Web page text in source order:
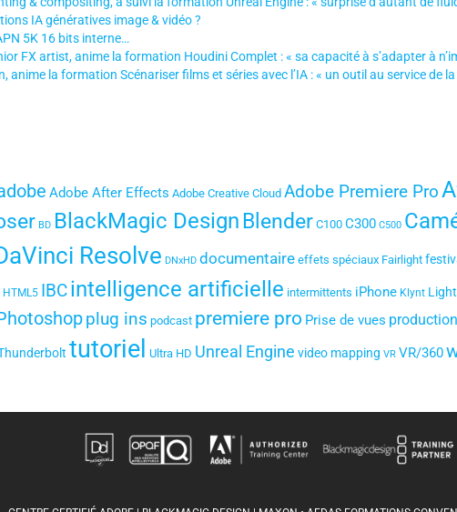
IA génératives image & vidéo ?
5K 16 bits interne…
FX artist, anime la formation Houdini Complet : « sa capacité à s’adapter à
anime la formation Scénariser films et séries avec l’IA : « un outil au service de
Adobe After Effects Adobe Creative Cloud Adobe Premiere Pro
BD BlackMagic DesignBlender C100 C300 C500
Resolve DNxHD documentaire effets spéciaux Fairlight
HTML5 IBCintelligence artificielle intermittents iPhone Klynt
plug ins podcast premiere pro Prise de vues production
tutoriel Ultra HD Unreal Engine video mapping VR VR/360